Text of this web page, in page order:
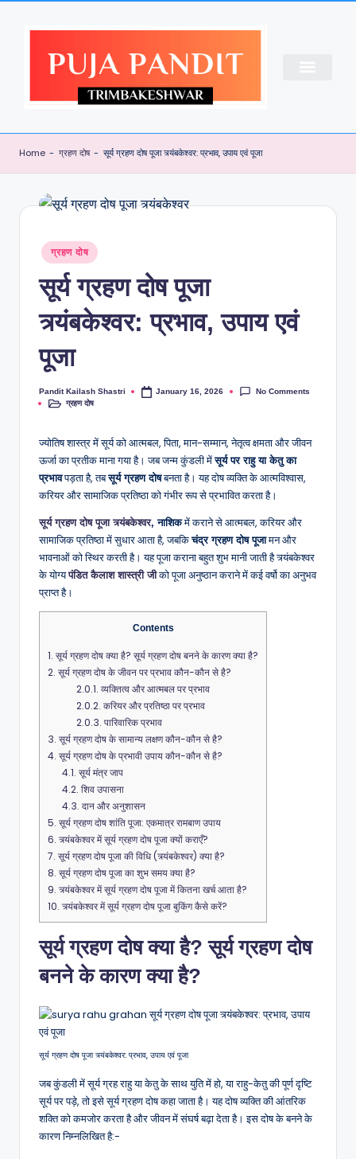
Home - ग्रहण दोष - सूर्य ग्रहण दोष पूजा त्र्यंबकेश्वर: प्रभाव, उपाय एवं पूजा
ग्रहण दोष
सूर्य ग्रहण दोष पूजा
त्र्यंबकेश्वर: प्रभाव, उपाय एवं
पूजा
Pandit Kailash Shastri January 16, 2026
No Comments
ग्रहण दोष
ज्योतिष शास्त्र में सूर्य को आत्मबल, पिता, मान-सम्मान, नेतृत्व क्षमता और जीवन
ऊर्जा का प्रतीक माना गया है। जब जन्म कुंडली मेंसूर्य पर राहु या केतु का
प्रभावपड़ता है, तबसूर्य ग्रहण दोषबनता है। यह दोष व्यक्ति के आत्मविश्वास,
करियर और सामाजिक प्रतिष्ठा को गंभीर रूप से प्रभावित करता है।
सूर्य ग्रहण दोष पूजा त्र्यंबकेश्वर, नाशिकमें कराने से आत्मबल, करियर और
सामाजिक प्रतिष्ठा में सुधार आता है, जबकिचंद्र ग्रहण दोष पूजामन और
भावनाओं को स्थिर करती है। यह पूजा कराना बहुत शुभ मानी जाती है त्र्यंबकेश्वर
के योग्यपंडित कैलाश शास्त्री जीको पूजा अनुष्ठान कराने में कई वर्षो का अनुभव
प्राप्त है।
Contents
1. सूर्य ग्रहण दोष क्या है? सूर्य ग्रहण दोष बनने के कारण क्या है?
2. सूर्य ग्रहण दोष के जीवन पर प्रभाव कौन-कौन से है?
2.0.1. व्यक्तित्व और आत्मबल पर प्रभाव
2.0.2. करियर और प्रतिष्ठा पर प्रभाव
2.0.3. पारिवारिक प्रभाव
3. सूर्य ग्रहण दोष के सामान्य लक्षण कौन-कौन से है?
4. सूर्य ग्रहण दोष के प्रभावी उपाय कौन-कौन से है?
4.1. सूर्य मंत्र जाप
4.2. शिव उपासना
4.3. दान और अनुशासन
5. सूर्य ग्रहण दोष शांति पूजा: एकमात्र रामबाण उपाय
6. त्र्यंबकेश्वर में सूर्य ग्रहण दोष पूजा क्यों कराएँ?
7. सूर्य ग्रहण दोष पूजा की विधि (त्र्यंबकेश्वर) क्या है?
8. सूर्य ग्रहण दोष पूजा का शुभ समय क्या है?
9. त्र्यंबकेश्वर में सूर्य ग्रहण दोष पूजा में कितना खर्च आता है?
10. त्र्यंबकेश्वर में सूर्य ग्रहण दोष पूजा बुकिंग कैसे करें?
सूर्य ग्रहण दोष क्या है? सूर्य ग्रहण दोष
बनने के कारण क्या है?
सूर्य ग्रहण दोष पूजा त्र्यंबकेश्वर: प्रभाव, उपाय एवं पूजा
जब कुंडली में सूर्य ग्रह राहु या केतु के साथ युति में हो, या राहु-केतु की पूर्ण दृष्टि
सूर्य पर पड़े, तो इसे सूर्य ग्रहण दोष कहा जाता है। यह दोष व्यक्ति की आंतरिक
शक्ति को कमजोर करता है और जीवन में संघर्ष बढ़ा देता है। इस दोष के बनने के
कारण निम्नलिखित है:-